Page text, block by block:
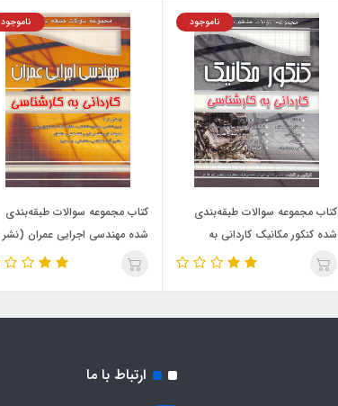
ناموجود
کتاب مجموعه سوالات طبقه‌بندی
شده کنکور مکانیک کاردانی به
کارشناسی (نشر چهارخونه)
ناموجود
کتاب مجموعه سوالات طبقه‌بندی
شده مهندسی اجرایی عمران (نشر
چهارخونه)
ارتباط با ما